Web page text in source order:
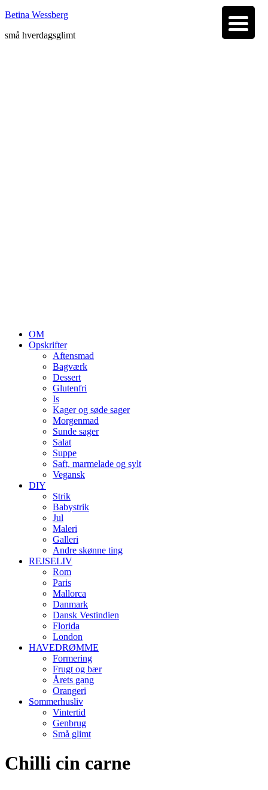
Betina Wessberg
små hverdagsglimt
OM
Opskrifter
Aftensmad
Bagværk
Dessert
Glutenfri
Is
Kager og søde sager
Morgenmad
Sunde sager
Salat
Suppe
Saft, marmelade og sylt
Vegansk
DIY
Strik
Babystrik
Jul
Maleri
Galleri
Andre skønne ting
REJSELIV
Rom
Paris
Mallorca
Danmark
Dansk Vestindien
Florida
London
HAVEDRØMME
Formering
Frugt og bær
Årets gang
Orangeri
Sommerhusliv
Vintertid
Genbrug
Små glimt
Chilli cin carne